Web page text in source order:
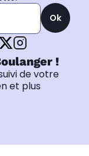
Ok
!
de votre
et plus